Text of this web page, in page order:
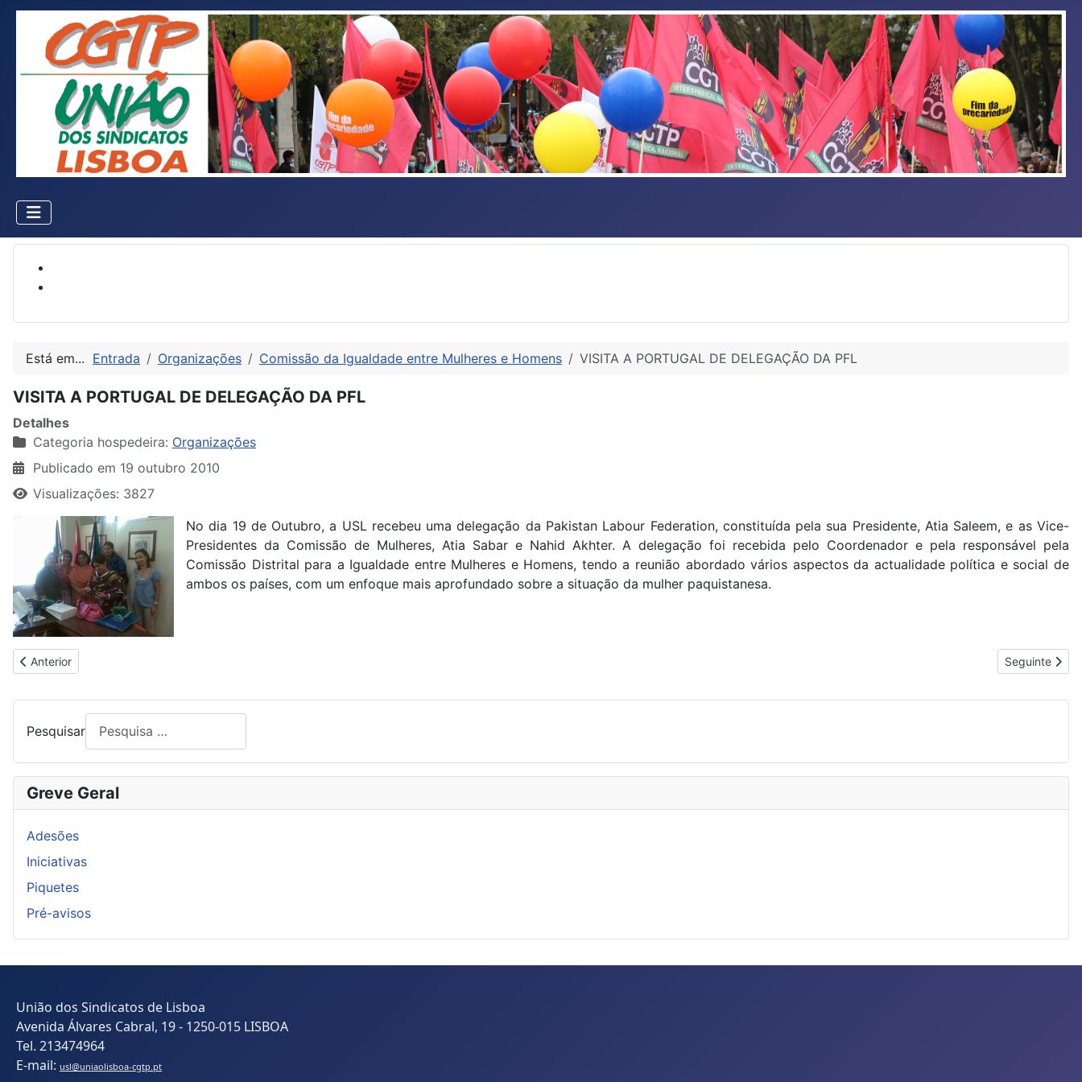
Está em... Entrada Organizações Comissão da Igualdade entre Mulheres e Homens VISITA A PORTUGAL DE DELEGAÇÃO DA PFL
VISITA A PORTUGAL DE DELEGAÇÃO DA PFL
Detalhes
Categoria hospedeira: Organizações
Publicado em 19 outubro 2010
Visualizações: 3827
No dia 19 de Outubro, a USL recebeu uma delegação da Pakistan Labour Federation, constituída pela sua Presidente, Atia Saleem, e as Vice-
Presidentes da Comissão de Mulheres, Atia Sabar e Nahid Akhter. A delegação foi recebida pelo Coordenador e pela responsável pela
Comissão Distrital para a Igualdade entre Mulheres e Homens, tendo a reunião abordado vários aspectos da actualidade política e social de
ambos os países, com um enfoque mais aprofundado sobre a situação da mulher paquistanesa.
Artigo anterior: 4 MARÇO - COMEMORAÇÕES DO DIA INTERNACIONAL DA MULHER EM LISBOA
Anterior Artigo
Seguinte
Pesquisar
Greve Geral
Adesões
Iniciativas
Piquetes
Pré-avisos
União dos Sindicatos de Lisboa
Avenida Álvares Cabral, 19 - 1250-015 LISBOA
Tel. 213474964
E-mail: usl@uniaolisboa-cgtp.pt